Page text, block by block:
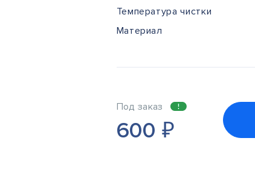
Температура чистки
Материал
Под заказ
600 ₽